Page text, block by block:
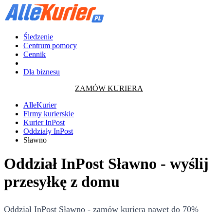
Śledzenie
Centrum pomocy
Cennik
Dla biznesu
ZAMÓW KURIERA
AlleKurier
Firmy kurierskie
Kurier InPost
Oddziały InPost
Sławno
Oddział InPost Sławno - wyślij
przesyłkę z domu
Oddział InPost Sławno - zamów kuriera nawet do 70%